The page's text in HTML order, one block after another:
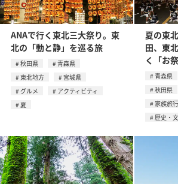
ANAで行く東北三大祭り。東
北の「動と静」を巡る旅
秋田県
青森県
東北地方
宮城県
グルメ
アクティビティ
夏
夏の東
田、東
く「お
青森県
秋田県
家族旅行
歴史・